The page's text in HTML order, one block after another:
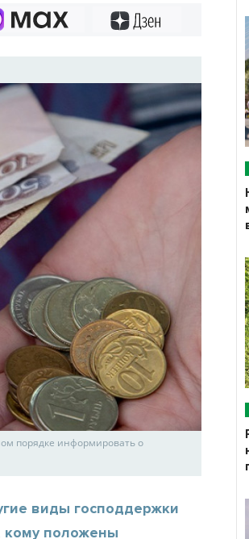
порядке информировать о
виды господдержки
кому положены